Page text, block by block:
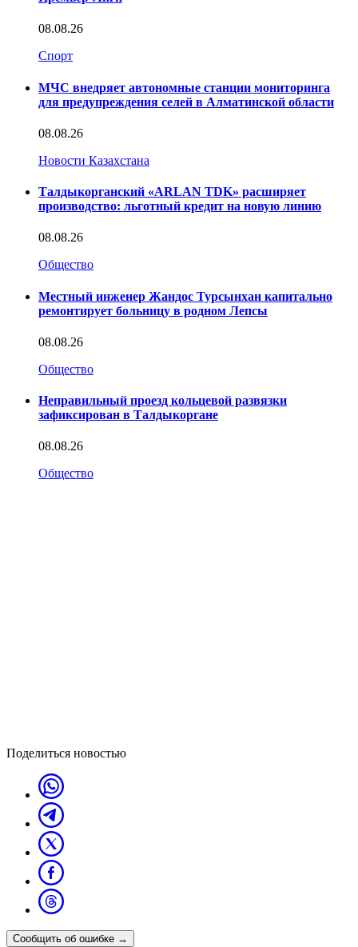
08.08.26
Спорт
МЧС внедряет автономные станции мониторинга
для предупреждения селей в Алматинской области
08.08.26
Новости Казахстана
Талдыкорганский «ARLAN TDK» расширяет
производство: льготный кредит на новую линию
08.08.26
Общество
Местный инженер Жандос Турсынхан капитально
ремонтирует больницу в родном Лепсы
08.08.26
Общество
Неправильный проезд кольцевой развязки
зафиксирован в Талдыкоргане
08.08.26
Общество
Поделиться новостью
Сообщить об ошибке →